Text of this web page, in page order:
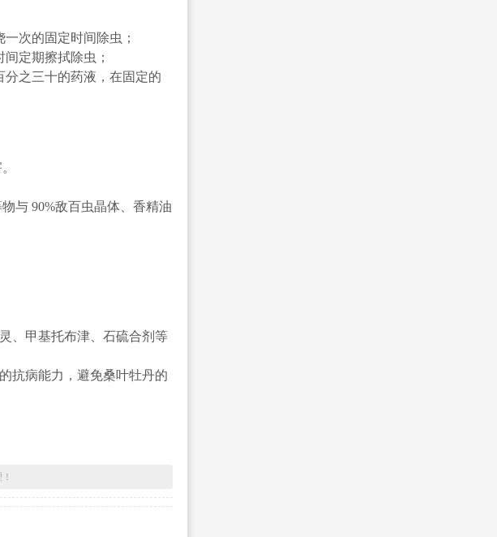
次的固定时间除虫；
定期擦拭除虫；
之三十的药液，在固定的
与 90%敌百虫晶体、香精油
、甲基托布津、石硫合剂等
抗病能力，避免桑叶牡丹的